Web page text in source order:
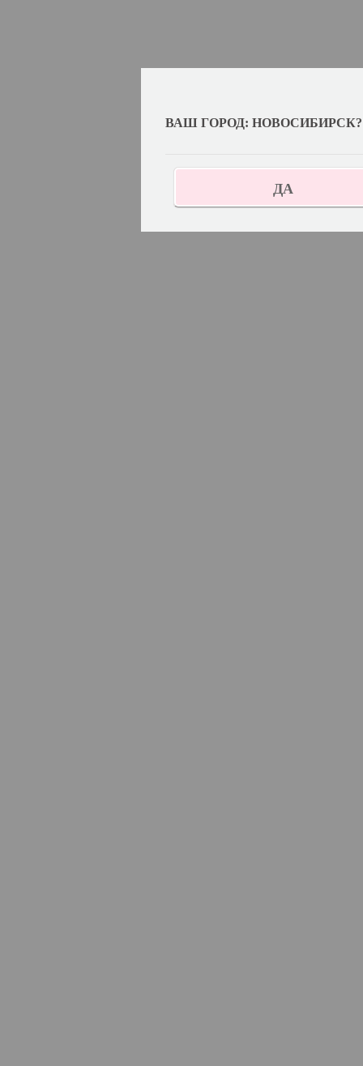
ВАШ ГОРОД: НОВОСИБИРСК?
ДА